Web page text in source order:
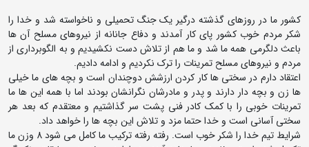
کشور ما در روزهای گذشته درگیر یک جنگ تحمیلی و ناخواسته شد و خدا را
شکر مردم خوب کشور پای کار آمدند و دفاع جانانه از نیروهای مسلح آن ها
باعث دلگرمی همه ما شد و ما هم از تلاش دست نکشیدیم و به الگوبرداری از
مردم و نیروهای مسلح تمرینات را ترک نکردیم و ادامه دادیم.
اعتقاد دارم در سختی ها کار کردن ارزشش دوچندان است و بچه های ما خیلی
ها زن و بچه دار دارند و پدر و مادرشان نگرانشان بودند اما با همه این ها ما
تمرینات خوبی را با کمک کادر فنی پشت سر گذاشتیم و معتقدم که بعد هر
سختی آسانی است و خدا حتما مزد و تلاش این بچه ها را خواهد داد.
شرایط تیم خدا را شکر خوب است. رفته رفته ترکیب ما کامل می شود 8 وزن ما